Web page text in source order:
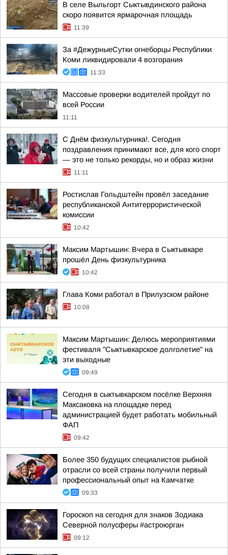
В селе Выльгорт Сыктывдинского района
скоро появится ярмарочная площадь
11:39
За #ДежурныеСутки огнеборцы Республики
Коми ликвидировали 4 возгорания
11:33
Массовые проверки водителей пройдут по
всей России
11:11
С Днём физкультурника!. Сегодня
поздравления принимают все, для кого спорт
— это не только рекорды, но и образ жизни
11:11
Ростислав Гольдштейн провёл заседание
республиканской Антитеррористической
комиссии
10:42
Максим Мартышин: Вчера в Сыктывкаре
прошёл День физкультурника
10:42
Глава Коми работал в Прилузском районе
10:08
Максим Мартышин: Делюсь мероприятиями
фестиваля "Сыктывкарское долголетие" на
эти выходные
09:49
Сегодня в сыктывкарском посёлке Верхняя
Максаковка на площадке перед
администрацией будет работать мобильный
ФАП
09:42
Более 350 будущих специалистов рыбной
отрасли со всей страны получили первый
профессиональный опыт на Камчатке
09:33
Гороскоп на сегодня для знаков Зодиака
Северной полусферы #астроюрган
09:12